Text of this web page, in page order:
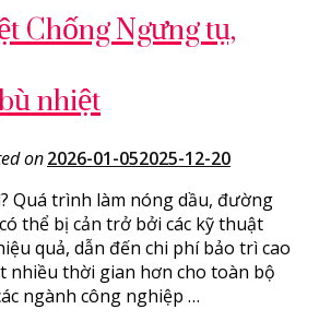
Chống Ngưng tụ,
nhiệt
on2026-01-052025-12-20
Quá trình làm nóng dầu, đường
thể bị cản trở bởi các kỹ thuật
quả, dẫn đến chi phí bảo trì cao
nhiều thời gian hơn cho toàn bộ
ngành công nghiệp …